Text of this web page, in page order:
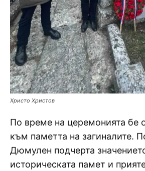
Христо Христов
По време на церемонията бе
към паметта на загиналите.
Дюмулен подчерта
историческата памет и